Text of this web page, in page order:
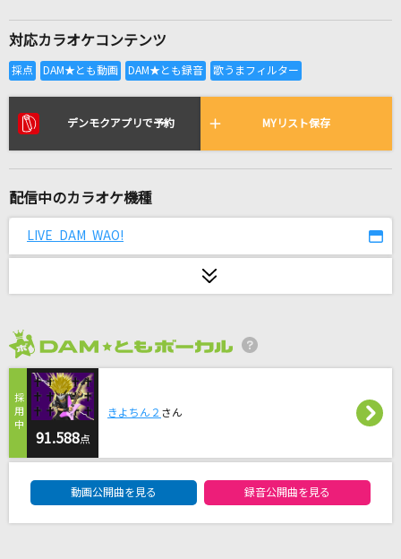
全国りれき
リアルタイムで歌われている曲の一覧
[生音]前前前世 (movie ver.)
lulu.
Dogg
BAD HOP
対応カラオケコンテンツ
デンモクアプリで予約 MYリスト保存
配信中のカラオケ機種
LIVE DAM WAO!
91.588点
きよちん２ さん
動画公開曲を見る 録音公開曲を見る